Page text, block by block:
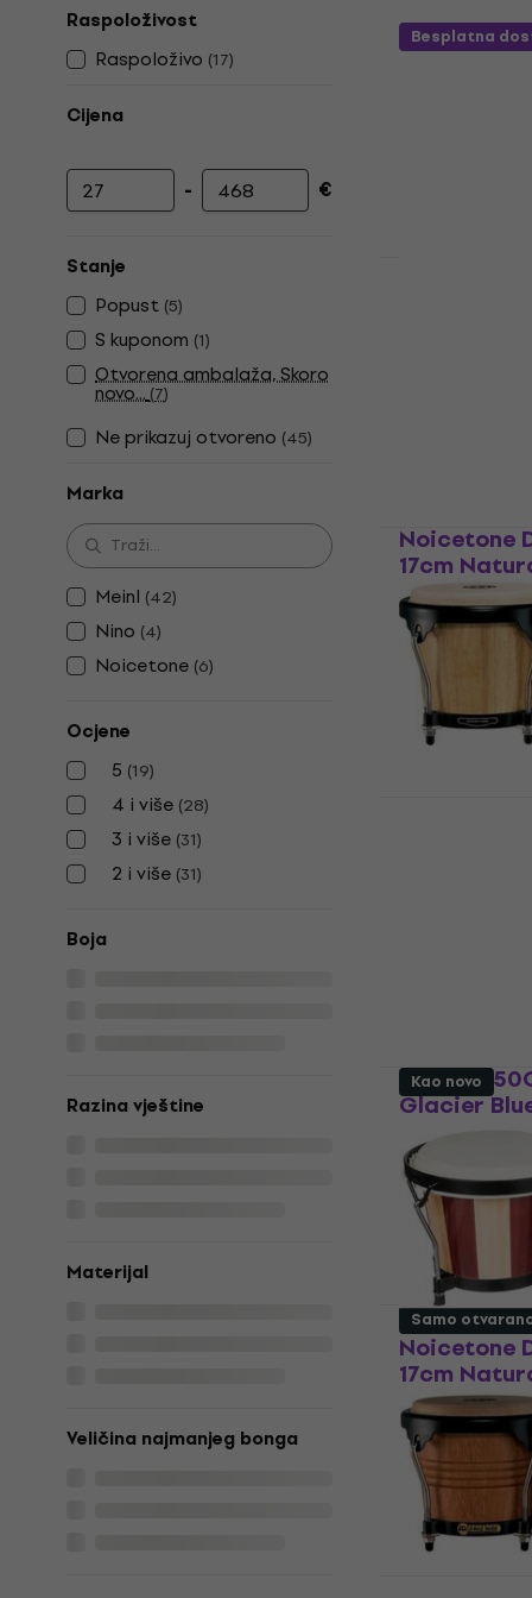
Raspoloživost
Raspoloživo (17)
Cijena
Najniža cijena
- Najviša cijena
€
Stanje
Popust (5)
S kuponom (1)
Otvorena ambalaža, Skoro
novo...(7)
Ne prikazuj otvoreno (45)
Marka
Meinl (42)
Nino (4)
Noicetone (6)
Ocjene
5 (19)
4 i više (28)
3 i više (31)
2 i više (31)
Boja
Razina vještine
Materijal
Veličina najmanjeg bonga
Besplatna
Noicetone
17cm
Bongosi
49,90 €
Na skladištu
Meinl
Glacier
Bongosi
5/5
104 €
Na skladištu
Kao novo
Noicetone
17cm
novo)
Bongosi
48,50 €
Na skladištu
Samo